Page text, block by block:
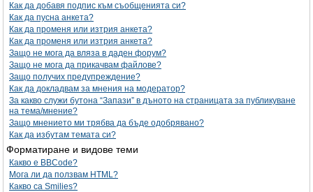
Как да добавя подпис към съобщенията си?
Как да пусна анкета?
Как да променя или изтрия анкета?
Как да променя или изтрия анкета?
Защо не мога да вляза в даден форум?
Защо не мога да прикачвам файлове?
Защо получих предупреждение?
Как да докладвам за мнения на модератор?
За какво служи бутона “Запази” в дъното на страницата за публикуване
на тема/мнение?
Защо мнението ми трябва да бъде одобрявано?
Как да избутам темата си?
Форматиране и видове теми
Какво е BBCode?
Мога ли да ползвам HTML?
Какво са Smilies?